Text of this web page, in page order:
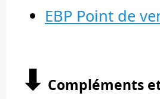
EBP Point de
⬇︎ Compléments